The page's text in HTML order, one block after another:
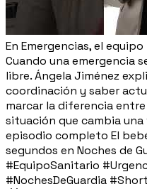
En Emergencias, el
Cuando una emergencia
libre. Ángela Jiménez
coordinación y saber
marcar la diferencia
situación que cambia una
episodio completo El
segundos en Noches de
#EquipoSanitario
#NochesDeGuardia